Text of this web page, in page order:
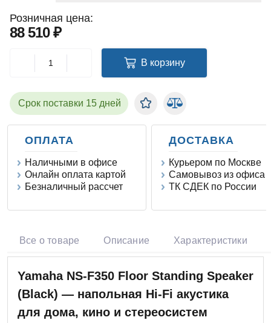
Розничная цена:
88 510 ₽
В корзину
Срок поставки 15 дней
ОПЛАТА
Наличными в офисе
Онлайн оплата картой
Безналичный рассчет
ДОСТАВКА
Курьером по Москве
Самовывоз из офиса
ТК СДЕК по России
Все о товаре Описание Характеристики
Yamaha NS-F350 Floor Standing Speaker
(Black) — напольная Hi-Fi акустика
для дома, кино и стереосистем